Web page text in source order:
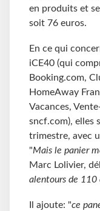
en produits et
soit 76 euros.
En ce qui
iCE40 (qui
Booking.com,
HomeAway
Vacances,
sncf.com), elles
trimestre, avec
"Mais le panier
Marc Lolivier,
alentours de 110
Il ajoute: "ce